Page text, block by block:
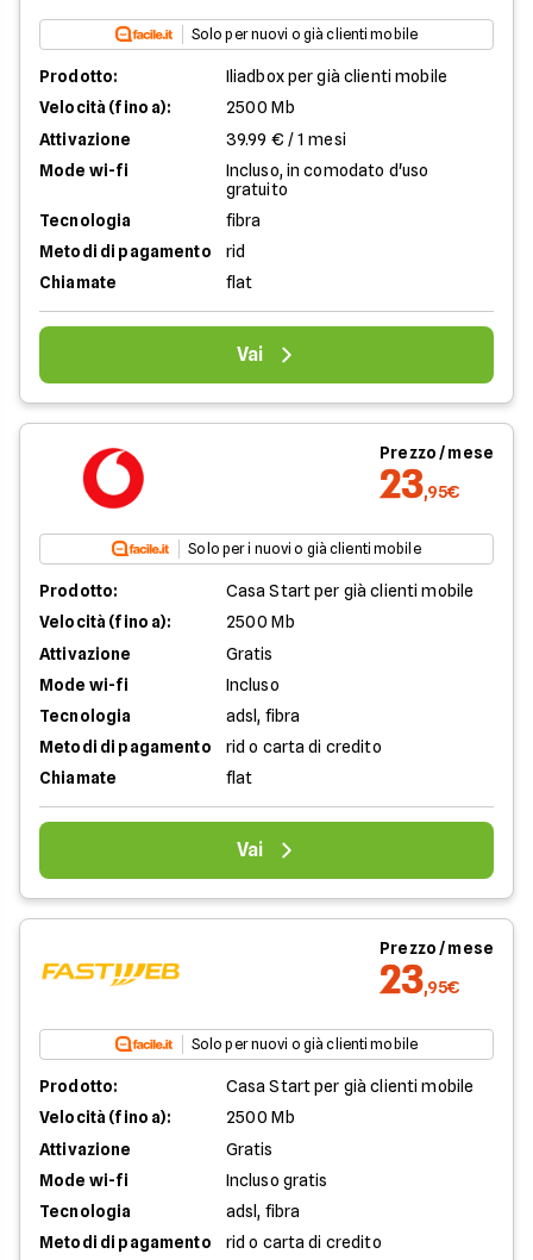
Solo per nuovi o già clienti mobile
Prodotto:
Iliadbox per già clienti mobile
Velocità (fino a):
2500 Mb
Attivazione
39.99 € / 1 mesi
Mode wi-fi
Incluso, in comodato d'uso
gratuito
Tecnologia
fibra
Metodi di pagamento
rid
Chiamate
flat
Vai
Prezzo / mese
23,95€
Solo per i nuovi o già clienti mobile
Prodotto:
Casa Start per già clienti mobile
Velocità (fino a):
2500 Mb
Attivazione
Gratis
Mode wi-fi
Incluso
Tecnologia
adsl, fibra
Metodi di pagamento
rid o carta di credito
Chiamate
flat
Vai
Prezzo / mese
23,95€
Solo per nuovi o già clienti mobile
Prodotto:
Casa Start per già clienti mobile
Velocità (fino a):
2500 Mb
Attivazione
Gratis
Mode wi-fi
Incluso gratis
Tecnologia
adsl, fibra
Metodi di pagamento
rid o carta di credito